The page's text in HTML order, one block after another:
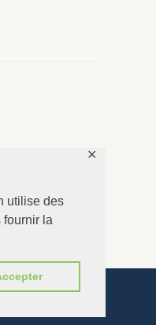
utilise des
fournir la
✕